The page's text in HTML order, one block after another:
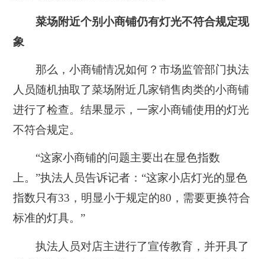
菜场附近个别小商铺仍有灯光不符合规定现
象
那么，小商铺情况如何？市场监管部门执法
人员随机抽取了菜场附近几家销售肉类的小商铺
进行了检查。结果显示，一家小商铺使用的灯光
不符合规定。
“这家小商铺的问题主要出在显色指数
上。”执法人员告诉记者：“这家小店灯光的显色
指数只有33，明显小于规定的80，需要更换符合
标准的灯具。”
执法人员对店主进行了宣传教育，并开具了